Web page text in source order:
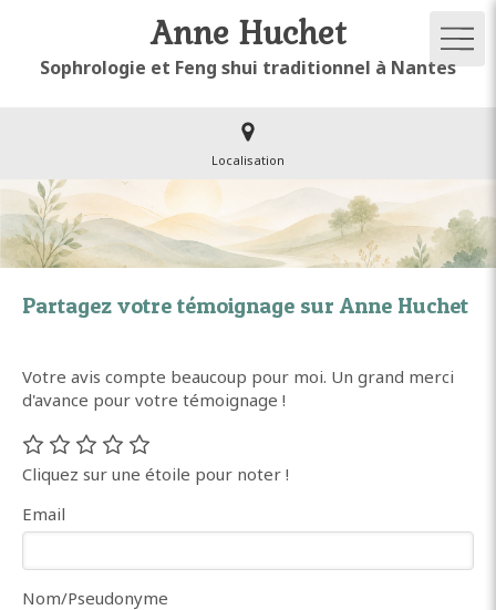
Anne Huchet
Sophrologie et Feng shui traditionnel à Nantes
Localisation
Partagez votre témoignage sur Anne Huchet
Votre avis compte beaucoup pour moi. Un grand merci
d'avance pour votre témoignage !
Cliquez sur une étoile pour noter !
Email
Nom/Pseudonyme